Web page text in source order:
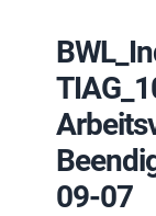
09-07